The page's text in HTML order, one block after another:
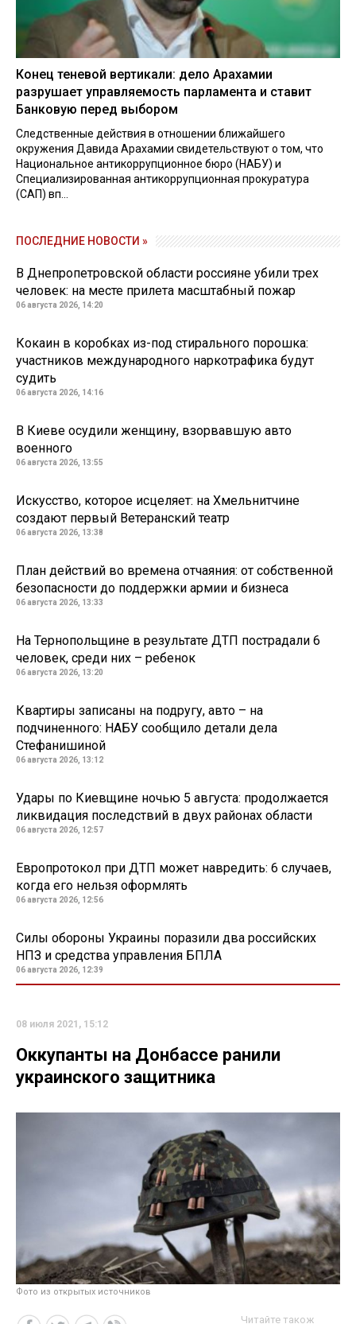
Конец теневой вертикали: дело Арахамии
разрушает управляемость парламента и ставит
Банковую перед выбором
Следственные действия в отношении ближайшего
окружения Давида Арахамии свидетельствуют о том, что
Национальное антикоррупционное бюро (НАБУ) и
Специализированная антикоррупционная прокуратура
(САП) вп...
ПОСЛЕДНИЕ НОВОСТИ »
В Днепропетровской области россияне убили трех
человек: на месте прилета масштабный пожар
06 августа 2026, 14:20
Кокаин в коробках из-под стирального порошка:
участников международного наркотрафика будут
судить
06 августа 2026, 14:16
В Киеве осудили женщину, взорвавшую авто
военного
06 августа 2026, 13:55
Искусство, которое исцеляет: на Хмельнитчине
создают первый Ветеранский театр
06 августа 2026, 13:38
План действий во времена отчаяния: от собственной
безопасности до поддержки армии и бизнеса
06 августа 2026, 13:33
На Тернопольщине в результате ДТП пострадали 6
человек, среди них – ребенок
06 августа 2026, 13:20
Квартиры записаны на подругу, авто – на
подчиненного: НАБУ сообщило детали дела
Стефанишиной
06 августа 2026, 13:12
Удары по Киевщине ночью 5 августа: продолжается
ликвидация последствий в двух районах области
06 августа 2026, 12:57
Европротокол при ДТП может навредить: 6 случаев,
когда его нельзя оформлять
06 августа 2026, 12:56
Силы обороны Украины поразили два российских
НПЗ и средства управления БПЛА
06 августа 2026, 12:39
08 июля 2021, 15:12
Оккупанты на Донбассе ранили
украинского защитника
Фото из открытых источников
Читайте також